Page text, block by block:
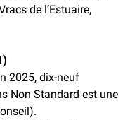
de l’Estuaire,
2025, dix-neuf
Non Standard est une